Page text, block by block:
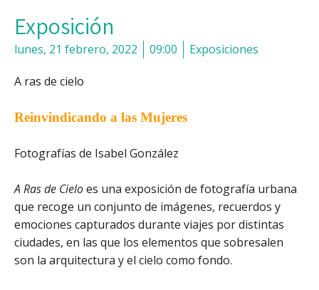
Exposición
lunes, 21 febrero, 2022 09:00 Exposiciones
A ras de cielo
Reinvindicando a las Mujeres
Fotografías de Isabel González
A Ras de Cieloes una exposición de fotografía urbana
que recoge un conjunto de imágenes, recuerdos y
emociones capturados durante viajes por distintas
ciudades, en las que los elementos que sobresalen
son la arquitectura y el cielo como fondo.